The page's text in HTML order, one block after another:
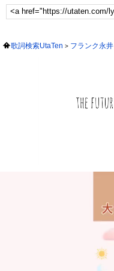
歌詞検索UtaTen フランク永井